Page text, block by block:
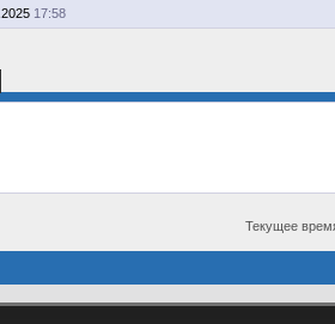
17:58
Текущее